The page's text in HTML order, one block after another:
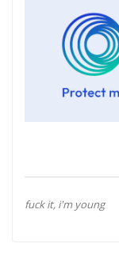
fuck it, i'm young